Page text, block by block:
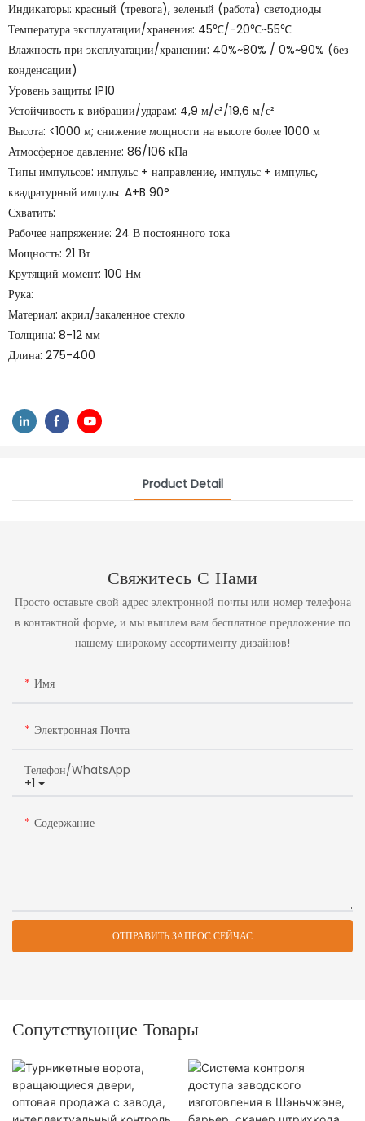
Индикаторы: красный (тревога), зеленый (работа) светодиоды
Температура эксплуатации/хранения: 45℃/-20℃~55℃
Влажность при эксплуатации/хранении: 40%~80% / 0%~90% (без
конденсации)
Уровень защиты: IP10
Устойчивость к вибрации/ударам: 4,9 м/с²/19,6 м/с²
Высота: <1000 м; снижение мощности на высоте более 1000 м
Атмосферное давление: 86/106 кПа
Типы импульсов: импульс + направление, импульс + импульс,
квадратурный импульс A+B 90°
Схватить:
Рабочее напряжение: 24 В постоянного тока
Мощность: 21 Вт
Крутящий момент: 100 Нм
Рука:
Материал: акрил/закаленное стекло
Толщина: 8-12 мм
Длина: 275-400
Product Detail
Свяжитесь С Нами
Просто оставьте свой адрес электронной почты или номер телефона
в контактной форме, и мы вышлем вам бесплатное предложение по
нашему широкому ассортименту дизайнов!
Имя
Электронная Почта
+1
Телефон/WhatsApp
Содержание
ОТПРАВИТЬ ЗАПРОС СЕЙЧАС
Сопутствующие Товары